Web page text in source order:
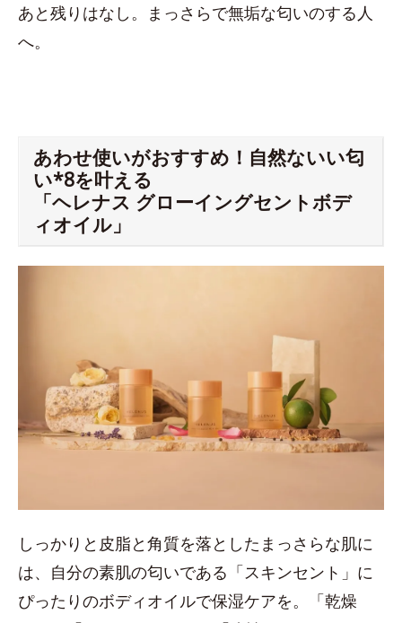
あと残りはなし。まっさらで無垢な匂いのする人
へ。
あわせ使いがおすすめ！自然ないい匂
い*8を叶える
「ヘレナス グローイングセントボデ
ィオイル」
しっかりと皮脂と角質を落としたまっさらな肌に
は、自分の素肌の匂いである「スキンセント」に
ぴったりのボディオイルで保湿ケアを。「乾燥